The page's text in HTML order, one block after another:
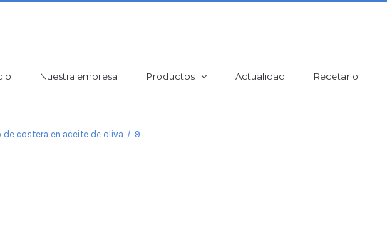
Nuestra empresa Productos Actualidad Recetario
de costera en aceite de oliva / 9